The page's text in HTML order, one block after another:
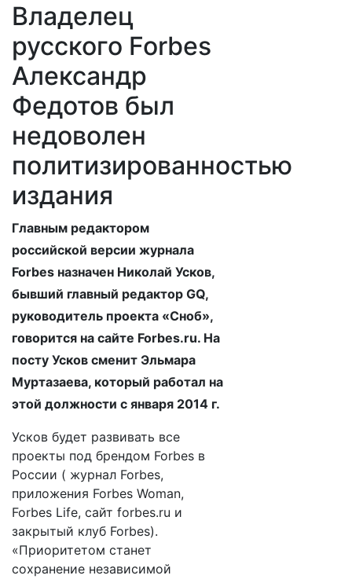
Владелец
русского Forbes
Александр
Федотов был
недоволен
политизированностью
издания
Главным редактором
российской версии журнала
Forbes назначен Николай Усков,
бывший главный редактор GQ,
руководитель проекта «Сноб»,
говорится на сайте Forbes.ru. На
посту Усков сменит Эльмара
Муртазаева, который работал на
этой должности с января 2014 г.
Усков будет развивать все
проекты под брендом Forbes в
России ( журнал Forbes,
приложения Forbes Woman,
Forbes Life, сайт forbes.ru и
закрытый клуб Forbes).
«Приоритетом станет
сохранение независимой